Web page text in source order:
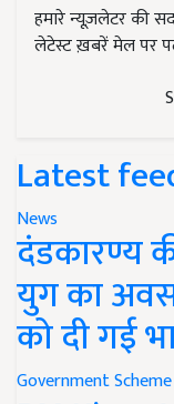
हमारे न्यूज़लेटर की
लेटेस्ट ख़बरें मेल पर
Latest
News
दंडकारण्य
युग का
को दी गई
Government Scheme